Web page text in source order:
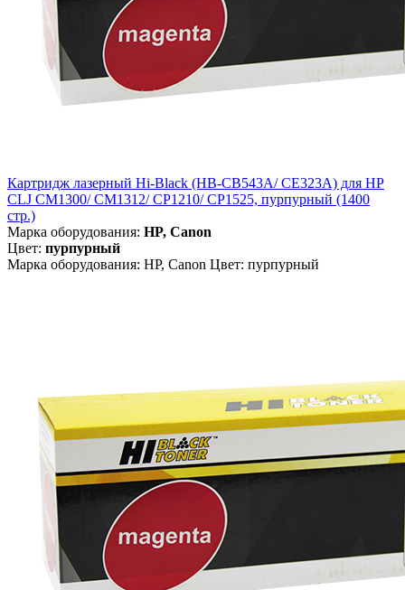
Картридж лазерный Hi-Black (HB-CB543A/ CE323A) для HP
CLJ CM1300/ CM1312/ CP1210/ CP1525, пурпурный (1400
стр.)
Марка оборудования: HP, Canon
Цвет: пурпурный
Марка оборудования: HP, Canon Цвет: пурпурный